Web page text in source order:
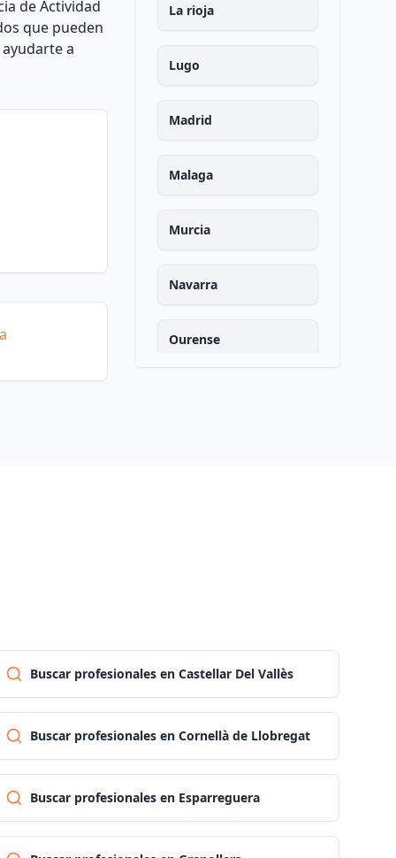
de Actividad
que pueden
a
La rioja
Lugo
Madrid
Malaga
Murcia
Navarra
Ourense
Santa cruz de tenerife
Segovia
Sevilla
Buscar profesionales en Castellar Del Vallès
Buscar profesionales en Cornellà de Llobregat
Buscar profesionales en Esparreguera